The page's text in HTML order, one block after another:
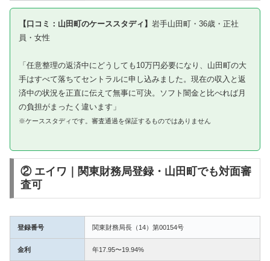
【口コミ：山田町のケーススタディ】 岩手山田町・36歳・正社
員・女性
「任意整理の返済中にどうしても10万円必要になり、山田町の大
手はすべて落ちてセントラルに申し込みました。現在の収入と返
済中の状況を正直に伝えて無事に可決。ソフト闇金と比べれば月
の負担がまったく違います」
※ケーススタディです。審査通過を保証するものではありません
② エイワ｜関東財務局登録・山田町でも対面審
査可
登録番号 関東財務局長（14）第00154号
金利 年17.95〜19.94%